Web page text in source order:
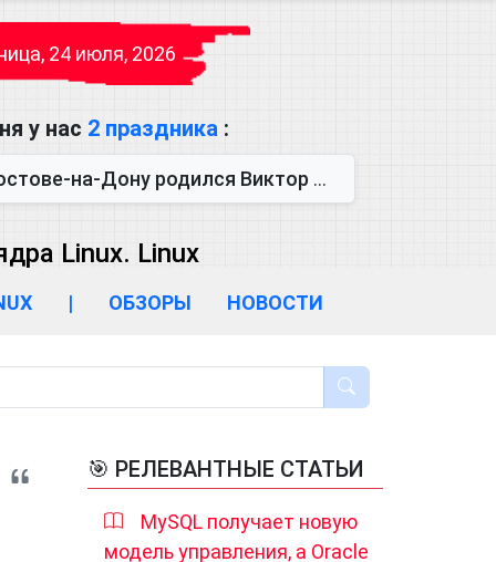
24 июля, 2026
у нас 2 праздника :
Виктор Михайлович Глушков. Под руководством Виктора Михайло...
Linux. Linux
| ОБЗОРЫ НОВОСТИ
🎯 РЕЛЕВАНТНЫЕ СТАТЬИ
MySQL получает новую
модель управления, а Oracle